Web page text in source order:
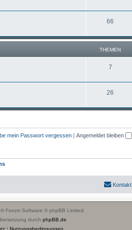
66
THEMEN
7
26
mein Passwort vergessen | Angemeldet bleiben
Kontakt
® Forum Software © phpBB Limited
durch phpBB.de
| Nutzungsbedingungen